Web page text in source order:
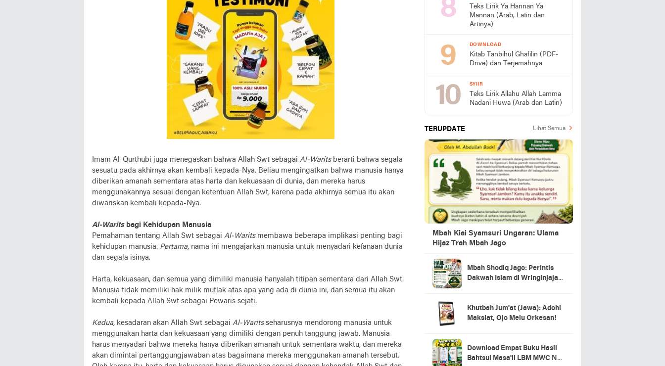
Imam Al-Qurthubi juga menegaskan bahwa Allah Swt sebagai Al-Waritsberarti bahwa segala
sesuatu pada akhirnya akan kembali kepada-Nya. Beliau mengingatkan bahwa manusia hanya
diberikan amanah sementara atas harta dan kekuasaan di dunia, dan mereka harus
menggunakannya sesuai dengan ketentuan Allah Swt, karena pada akhirnya semua itu akan
diwariskan kembali kepada-Nya.
Al-Waritsbagi Kehidupan Manusia
Pemahaman tentang Allah Swt sebagai Al-Waritsmembawa beberapa implikasi penting bagi
kehidupan manusia. Pertama, nama ini mengajarkan manusia untuk menyadari kefanaan dunia
dan segala isinya.
Harta, kekuasaan, dan semua yang dimiliki manusia hanyalah titipan sementara dari Allah Swt.
Manusia tidak memiliki hak milik mutlak atas apa yang ada di dunia ini, dan semua itu akan
kembali kepada Allah Swt sebagai Pewaris sejati.
Kedua, kesadaran akan Allah Swt sebagai Al-Waritsseharusnya mendorong manusia untuk
menggunakan harta dan kekuasaan yang dimiliki dengan penuh tanggung jawab. Manusia
harus menyadari bahwa mereka hanya diberikan amanah untuk sementara waktu, dan mereka
akan dimintai pertanggungjawaban atas bagaimana mereka menggunakan amanah tersebut.
Teks Lirik Ya Hannan Ya
Mannan (Arab, Latin dan
Artinya)
DOWNLOAD
Kitab Tanbihul Ghafilin (PDF-
Drive) dan Terjemahnya
SYIIR
Teks Lirik Allahu Allah Lamma
Nadani Huwa (Arab dan Latin)
TERUPDATE Lihat Semua
Mbah Kiai Syamsuri Ungaran: Ulama
Hijaz Trah Mbah Jago
Mbah Shodiq Jago: Perintis
Dakwah Islam di Wringinjajar,
Khutbah Jum'at (Jawa): Adohi
Maksiat, Ojo Melu Orkesan!
Download Empat Buku Hasil
Bahtsul Masa'il LBM MWC NU